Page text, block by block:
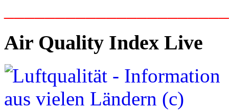
Air Quality Index Live